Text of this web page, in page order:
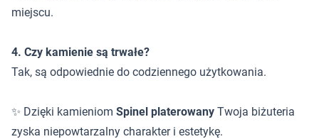
miejscu.
4. Czy kamienie są trwałe?
Tak, są odpowiednie do codziennego użytkowania.
✨ Dzięki kamieniom Spinel platerowany Twoja biżuteria
zyska niepowtarzalny charakter i estetykę.